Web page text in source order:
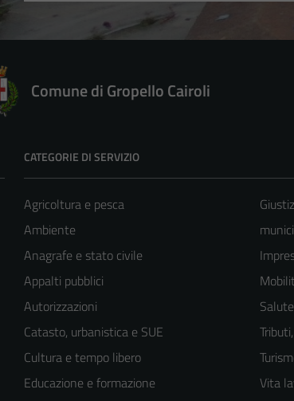
Comune di Gropello Cairoli
CATEGORIE DI SERVIZIO
Agricoltura e pesca
Ambiente
Anagrafe e stato civile
Appalti pubblici
Autorizzazioni
Catasto, urbanistica e SUE
Cultura e tempo libero
Educazione e formazione
Vita